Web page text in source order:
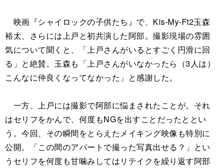
映画『シャイロックの子供たち』で、Kis-My-Ft2玉森
裕太、さらには上戸と初共演した阿部。撮影現場の雰囲
気について聞くと、「上戸さんがいるとすごく円滑に回
る」と絶賛。玉森も「上戸さんがいなかったら（3人は）
こんなに仲良くなってなかった」と感謝した。
一方、上戸には撮影で阿部に悩まされたことが。それ
はセリフをかんで、何度もNGを出すことだったととい
う。今回、その瞬間をとらえたメイキング映像も特別に
公開。「この間のアパートで撮った写真出せる？」とい
うセリフを何度も甘噛みしてはリテイクを繰り返す阿部